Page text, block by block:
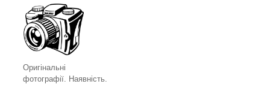
Оригінальні
фотографії. Наявність.